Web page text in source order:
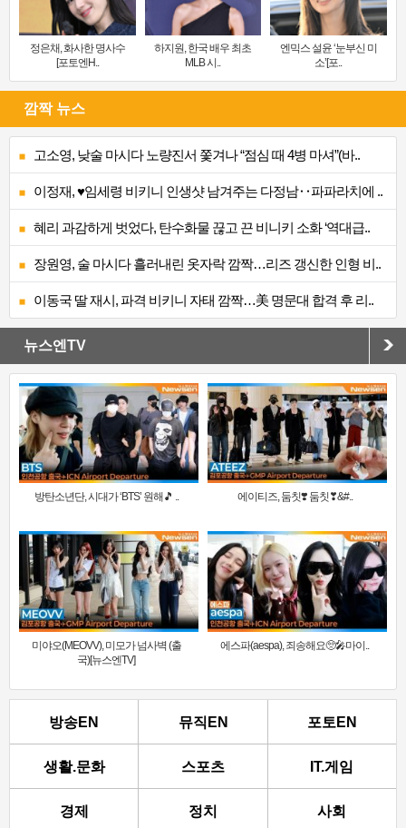
정은채, 화사한 명사수
[포토엔H..
하지원, 한국 배우 최초
MLB 시..
엔믹스 설윤 ‘눈부신 미
소’[포..
깜짝 뉴스
고소영, 낮술 마시다 노량진서 쫓겨나 “점심 때 4병 마셔”(바..
이정재, ♥임세령 비키니 인생샷 남겨주는 다정남‥파파라치에 ..
혜리 과감하게 벗었다, 탄수화물 끊고 끈 비니키 소화 ‘역대급..
장원영, 술 마시다 흘러내린 옷자락 깜짝…리즈 갱신한 인형 비..
이동국 딸 재시, 파격 비키니 자태 깜짝…美 명문대 합격 후 리..
뉴스엔TV
방탄소년단, 시대가 ‘BTS’ 원해🎵 .. 에이티즈, 둠칫❣️ 둠칫❣&#..
미야오(MEOVV), 미모가 넘사벽 (출
국)[뉴스엔TV]
에스파(aespa), 죄송해요🥺🎤마이..
방송EN 뮤직EN 포토EN
생활.문화 스포츠 IT.게임
경제 정치 사회